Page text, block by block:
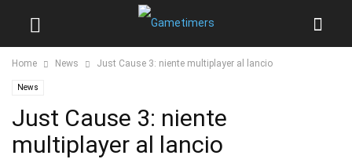
Home News Just Cause 3: niente multiplayer al lancio
News
Just Cause 3: niente
multiplayer al lancio